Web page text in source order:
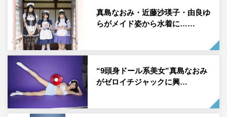
が到着した。
身長170cmの高身長と人形のような整った顔立ちから「9
頭身ドール系美女」と呼ばれる真島が、「ヤングドラゴン
エイジ」の表紙に登場。同じ事務所・
所属の近藤沙瑛子（#ババババンビ ）、由良ゆらとのグラ
ビアも掲載されている。
表紙掲載に関して、真島は「実は以前からゼロイチのタレ
真島なおみ・近藤沙瑛子・由良ゆ
らがメイド姿から水着に……
“9頭身ドール系美女”真島なおみ
がゼロイチジャックに興…